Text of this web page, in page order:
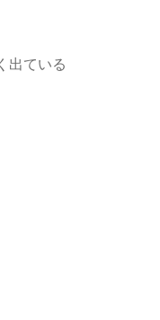
出ている